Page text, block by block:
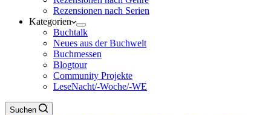
Rezensionen nach Serien
Kategorien
Buchtalk
Neues aus der Buchwelt
Buchmessen
Blogtour
Community Projekte
LeseNacht/-Woche/-WE
Suchen